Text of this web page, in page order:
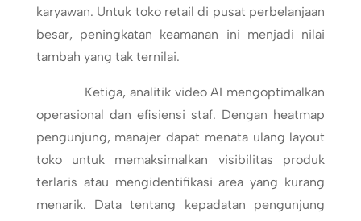
karyawan. Untuk toko retail di pusat perbelanjaan
besar, peningkatan keamanan ini menjadi nilai
tambah yang tak ternilai.
Ketiga, analitik video AI mengoptimalkan
operasional dan efisiensi staf. Dengan heatmap
pengunjung, manajer dapat menata ulang layout
toko untuk memaksimalkan visibilitas produk
terlaris atau mengidentifikasi area yang kurang
menarik. Data tentang kepadatan pengunjung